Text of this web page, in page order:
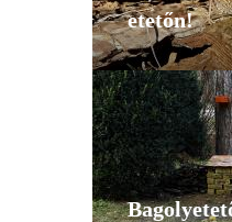
etetőn!